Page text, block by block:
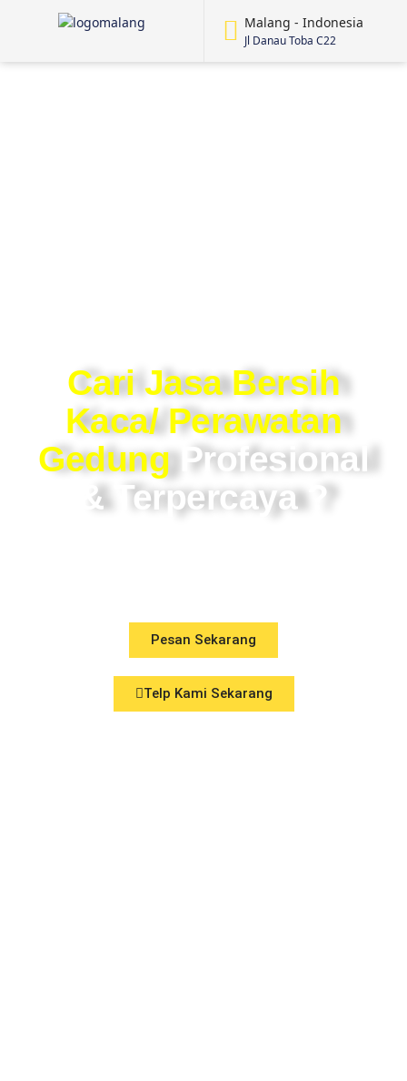
Malang - Indonesia
Jl Danau Toba C22
Cari Jasa Bersih
Kaca/ Perawatan
GedungProfesional
& Terpercaya ?
Pesan Sekarang
Telp Kami Sekarang